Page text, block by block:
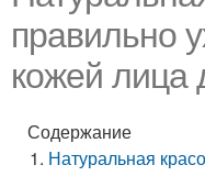
правильно
кожей лица
Содержание
Натуральная